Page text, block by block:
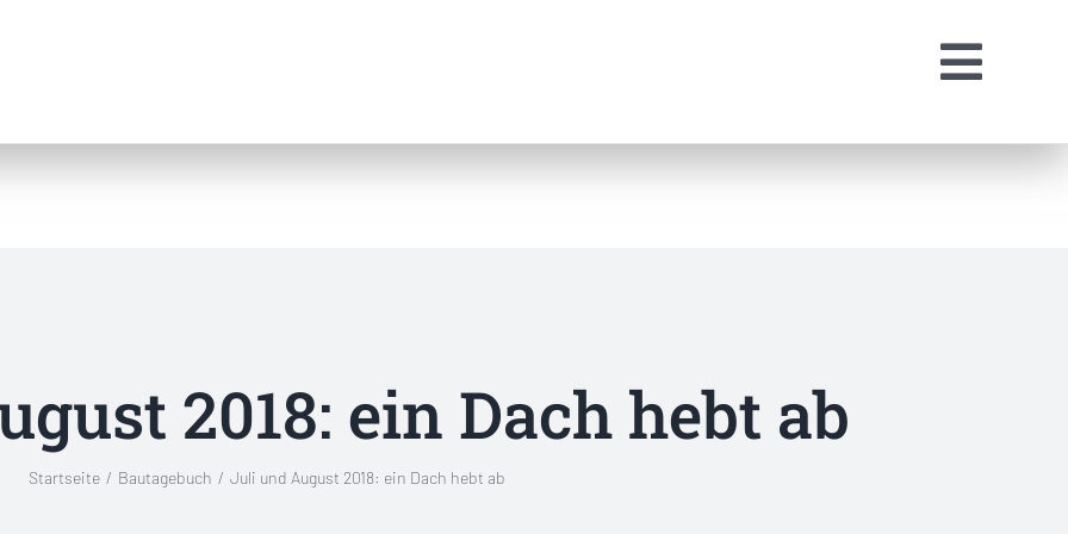
2018: ein Dach hebt ab
Startseite Bautagebuch Juli und August 2018: ein Dach hebt ab